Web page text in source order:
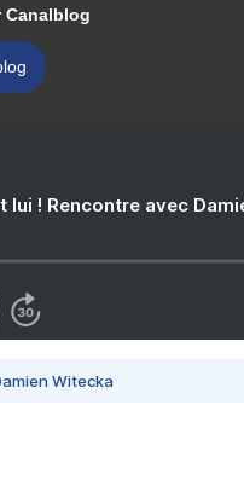
Canalblog
! Rencontre avec
Witecka